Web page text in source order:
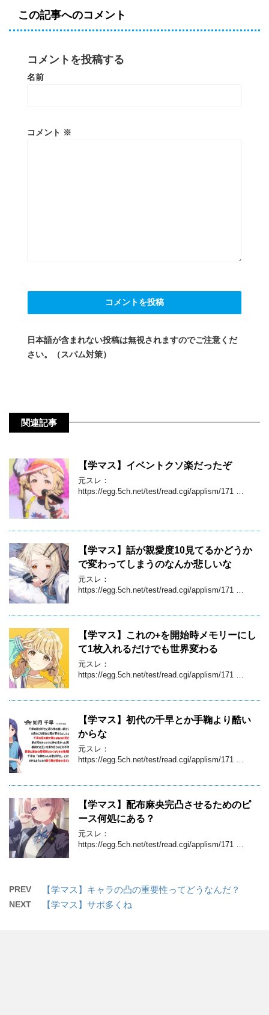
この記事へのコメント
コメントを投稿する
名前
コメント ※
日本語が含まれない投稿は無視されますのでご注意くだ
さい。（スパム対策）
関連記事
【学マス】イベントクソ楽だったぞ
元スレ：
https://egg.5ch.net/test/read.cgi/applism/171 …
【学マス】話が親愛度10見てるかどうか
で変わってしまうのなんか悲しいな
元スレ：
https://egg.5ch.net/test/read.cgi/applism/171 …
【学マス】これの+を開始時メモリーにし
て1枚入れるだけでも世界変わる
元スレ：
https://egg.5ch.net/test/read.cgi/applism/171 …
【学マス】初代の千早とか手鞠より酷い
からな
元スレ：
https://egg.5ch.net/test/read.cgi/applism/171 …
【学マス】配布麻央完凸させるためのピ
ース何処にある？
元スレ：
https://egg.5ch.net/test/read.cgi/applism/171 …
PREV 【学マス】キャラの凸の重要性ってどうなんだ？
NEXT 【学マス】サポ多くね